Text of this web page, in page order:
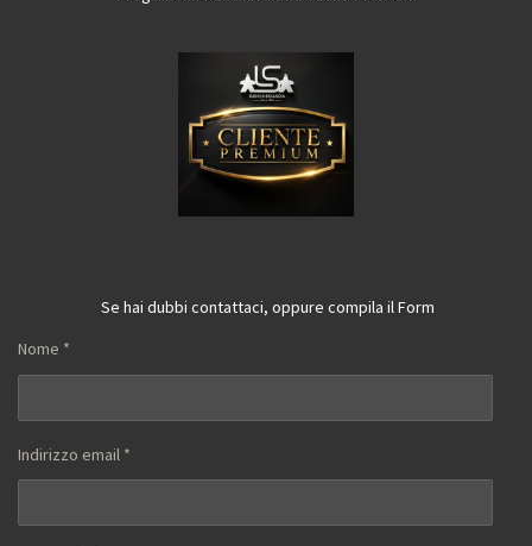
Se hai dubbi contattaci, oppure compila il Form
Nome *
Indirizzo email *